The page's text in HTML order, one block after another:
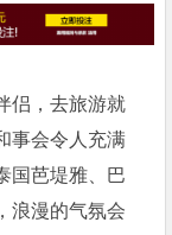
侣，去旅游就
事会令人充满
国芭堤雅、巴
浪漫的气氛会